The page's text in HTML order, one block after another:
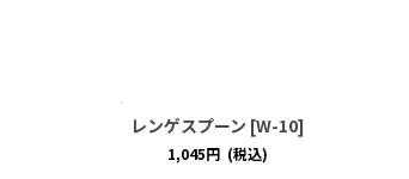
レンゲスプーン [W-10]
1,045円 (税込)